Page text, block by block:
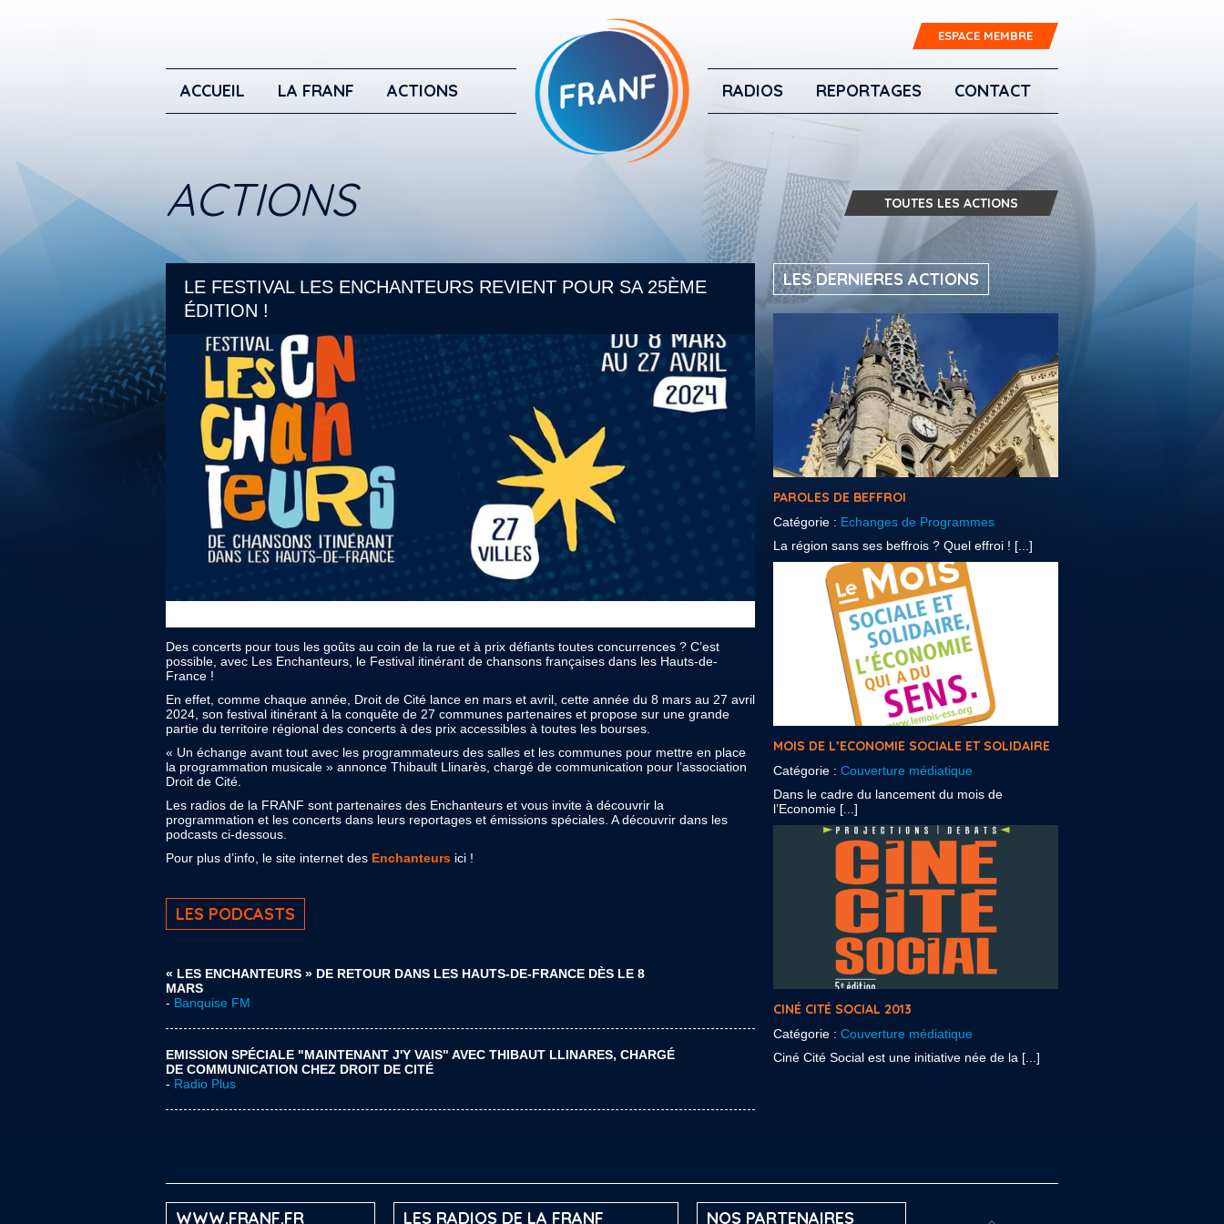
ESPACE MEMBRE
ACCUEIL LA FRANF ACTIONS RADIOS REPORTAGES CONTACT
ACTIONS TOUTES LES ACTIONS
LE FESTIVAL LES ENCHANTEURS REVIENT POUR SA 25ÈME
ÉDITION !
Des concerts pour tous les goûts au coin de la rue et à prix défiants toutes concurrences ? C’est
possible, avec Les Enchanteurs, le Festival itinérant de chansons françaises dans les Hauts-de-
France !
En effet, comme chaque année, Droit de Cité lance en mars et avril, cette année du 8 mars au 27 avril
2024, son festival itinérant à la conquête de 27 communes partenaires et propose sur une grande
partie du territoire régional des concerts à des prix accessibles à toutes les bourses.
« Un échange avant tout avec les programmateurs des salles et les communes pour mettre en place
la programmation musicale » annonce Thibault Llinarès, chargé de communication pour l’association
Droit de Cité.
Les radios de la FRANF sont partenaires des Enchanteurs et vous invite à découvrir la
programmation et les concerts dans leurs reportages et émissions spéciales. A découvrir dans les
podcasts ci-dessous.
Pour plus d’info, le site internet des Enchanteurs ici !
LES PODCASTS
« LES ENCHANTEURS » DE RETOUR DANS LES HAUTS-DE-FRANCE DÈS LE 8
MARS
- Banquise FM
EMISSION SPÉCIALE "MAINTENANT J'Y VAIS" AVEC THIBAUT LLINARES, CHARGÉ
DE COMMUNICATION CHEZ DROIT DE CITÉ
- Radio Plus
LES DERNIERES ACTIONS
PAROLES DE BEFFROI
Catégorie : Echanges de Programmes
La région sans ses beffrois ? Quel effroi ! [...]
MOIS DE L’ECONOMIE SOCIALE ET SOLIDAIRE
Catégorie : Couverture médiatique
Dans le cadre du lancement du mois de
l’Economie [...]
CINÉ CITÉ SOCIAL 2013
Catégorie : Couverture médiatique
Ciné Cité Social est une initiative née de la [...]
WWW.FRANF.FR LES RADIOS DE LA FRANF NOS PARTENAIRES